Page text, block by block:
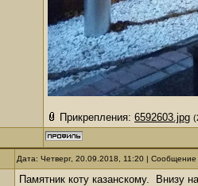
Прикрепления: 6592603.jpg
Дата: Четверг, 20.09.2018, 11:20 |
Памятник коту казанскому. Внизу